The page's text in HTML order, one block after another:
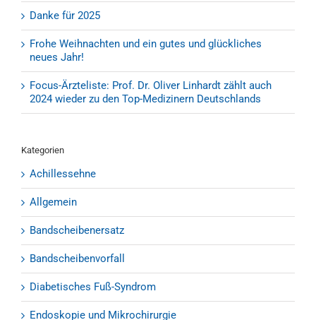
Danke für 2025
Frohe Weihnachten und ein gutes und glückliches
neues Jahr!
Focus-Ärzteliste: Prof. Dr. Oliver Linhardt zählt auch
2024 wieder zu den Top-Medizinern Deutschlands
Kategorien
Achillessehne
Allgemein
Bandscheibenersatz
Bandscheibenvorfall
Diabetisches Fuß-Syndrom
Endoskopie und Mikrochirurgie